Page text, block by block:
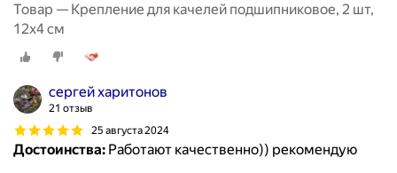
Товар — Крепление для качелей подшипниковое, 2 шт,
12х4 см
сергей харитонов
21 отзыв
25 августа 2024
Достоинства: Работают качественно)) рекомендую